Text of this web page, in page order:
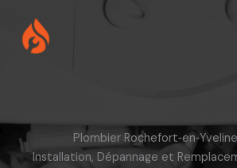
contenu
Plombier
Installation, Dépannage et